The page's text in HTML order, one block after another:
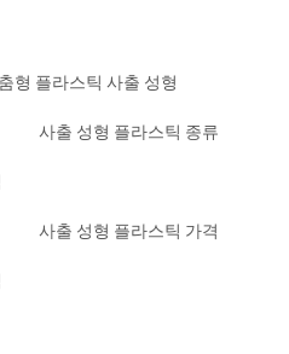
형 플라스틱 사출 성형
사출 성형 플라스틱 종류
사출 성형 플라스틱 가격